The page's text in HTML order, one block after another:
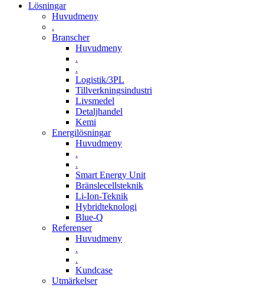
Lösningar
Huvudmeny
.
Branscher
Huvudmeny
.
.
Logistik/3PL
Tillverkningsindustri
Livsmedel
Detaljhandel
Kemi
Energilösningar
Huvudmeny
.
.
Smart Energy Unit
Bränslecellsteknik
Li-Ion-Teknik
Hybridteknologi
Blue-Q
Referenser
Huvudmeny
.
.
Kundcase
Utmärkelser